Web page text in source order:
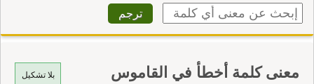
بلا تشكيل معنى كلمة أخطأ في القاموس